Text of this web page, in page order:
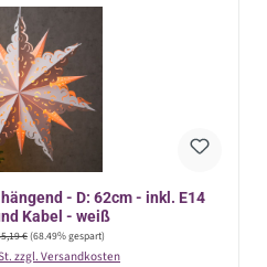
- D: 62cm - inkl. E14
Kabel - weiß
Preis:
€(68.49% gespart)
zzgl. Versandkosten